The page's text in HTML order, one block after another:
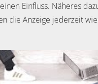
Einfluss. Näheres
die Anzeige jederzeit